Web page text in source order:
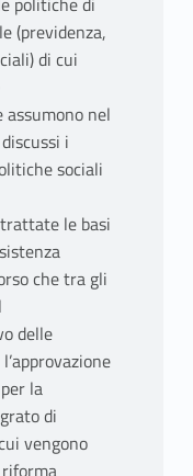
(previdenza,
di cui
nel
i
sociali
le basi
che tra gli
delle
la
di
vengono